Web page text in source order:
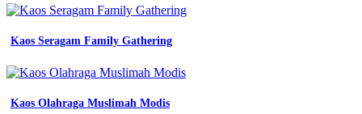
Biru
-
Perpaduan
Jas
Batik
Desain
Kaos Seragam Family Gathering
Kaos Olahraga Muslimah Modis